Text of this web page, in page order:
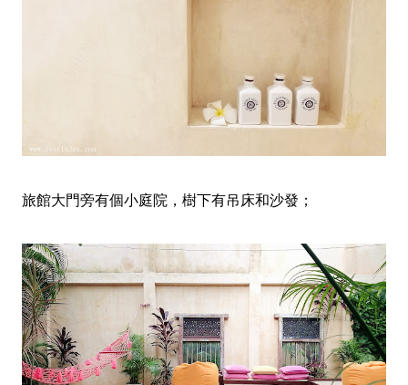
旅館大門旁有個小庭院，樹下有吊床和沙發；